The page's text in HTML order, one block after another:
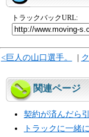
トラックバックURL:
<巨人の山口選手。 |
関連ページ
契約が済んだら
トラックに一緒